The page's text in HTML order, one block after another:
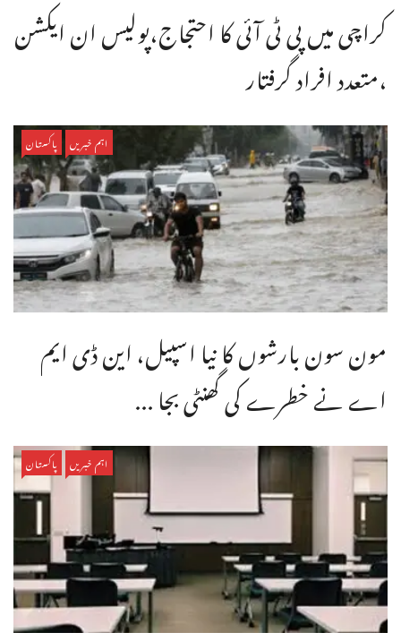
کراچی میں پی ٹی آئی کا احتجاج،پولیس ان ایکشن
،متعدد افراد گرفتار
اہم خبریں پاکستان
مون سون بارشوں کا نیا اسپیل، این ڈی ایم
اے نے خطرے کی گھنٹی بجا ...
اہم خبریں پاکستان